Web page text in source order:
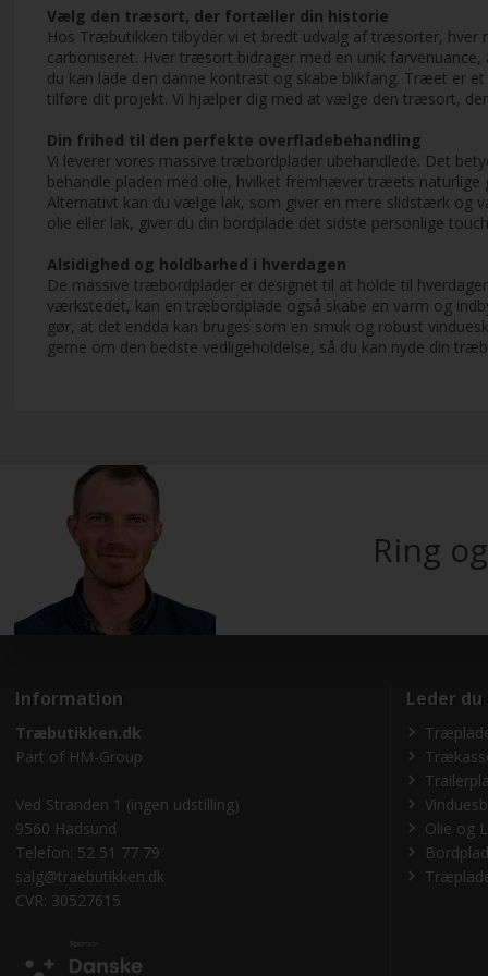
Vælg den træsort, der fortæller din historie
Hos Træbutikken tilbyder vi et bredt udvalg af træsorter,
carboniseret. Hver træsort bidrager med en unik
du kan lade den danne kontrast og skabe blikfang. Træet er
tilføre dit projekt. Vi hjælper dig med at vælge den træsort,
Din frihed til den perfekte overfladebehandling
Vi leverer vores massive træbordplader ubehandlede. Det
behandle pladen med olie, hvilket fremhæver træets
Alternativt kan du vælge lak, som giver en mere slidstærk og
olie eller lak, giver du din bordplade det sidste personlige
Alsidighed og holdbarhed i hverdagen
De massive træbordplader er designet til at holde til
værkstedet, kan en træbordplade også skabe en varm og
gør, at det endda kan bruges som en smuk og robust
gerne om den bedste vedligeholdelse, så du kan nyde din
Ring
Information
Træbutikken.dk
Part of HM-Group
Ved Stranden 1 (ingen udstilling)
9560 Hadsund
Telefon: 52 51 77 79
salg@traebutikken.dk
CVR: 30527615
Leder
Olie og